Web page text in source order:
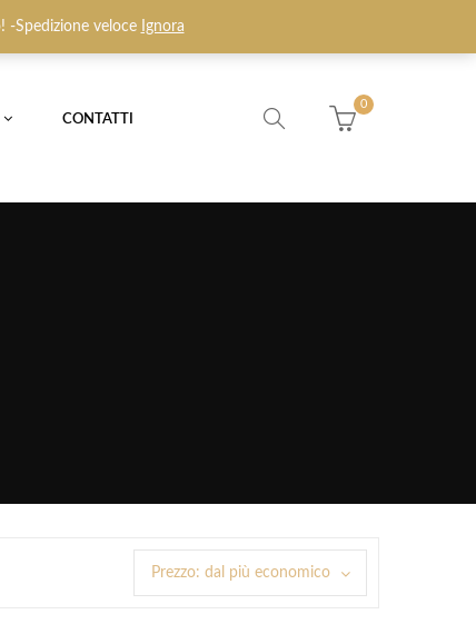
-Spedizione veloce Ignora
Login / Register
CONTATTI
0
Prezzo: dal più economico